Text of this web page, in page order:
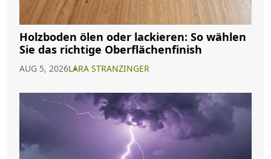
Holzboden ölen oder lackieren: So wählen
Sie das richtige Oberflächenfinish
AUG 5, 2026LARA STRANZINGER